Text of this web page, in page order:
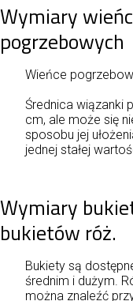
Wymiary
pogrzebowych
Wieńce
Średnica wiązanki
cm, ale może się
sposobu jej
jednej stałej
Wymiary
bukietów róż.
Bukiety są
średnim i dużym.
można znaleźć